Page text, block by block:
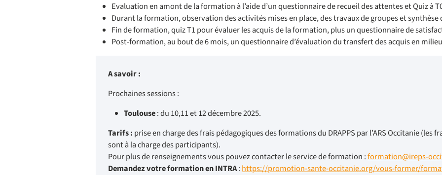
Evaluation en amont de la formation à l’aide d’un questionnaire de recueil des attentes et Quiz à
Durant la formation, observation des activités mises en place, des travaux de groupes et synthèse
Fin de formation, quiz T1 pour évaluer les acquis de la formation, plus un questionnaire de
Post-formation, au bout de 6 mois, un questionnaire d’évaluation du transfert des acquis en
A savoir :
Prochaines sessions :
Toulouse: du 10,11 et 12 décembre 2025.
Tarifs : prise en charge des frais pédagogiques des formations du DRAPPS par l’ARS Occitanie (les
sont à la charge des participants).
Pour plus de renseignements vous pouvez contacter le service de formation :formation@ireps-
Demandez votre formation en INTRA:https://promotion-sante-occitanie.org/vous-former/